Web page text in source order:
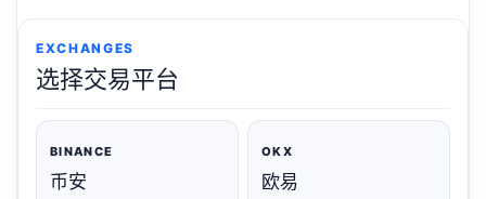
EXCHANGES
选择交易平台
BINANCE
币安
OKX
欧易